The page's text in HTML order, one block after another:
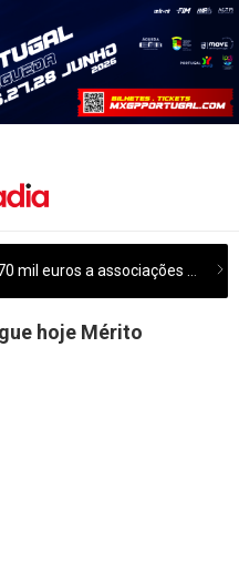
hoje Mérito